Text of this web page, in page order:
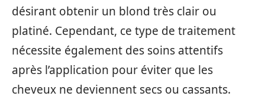
désirant obtenir un blond très clair ou
platiné. Cependant, ce type de traitement
nécessite également des soins attentifs
après l’application pour éviter que les
cheveux ne deviennent secs ou cassants.